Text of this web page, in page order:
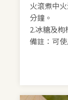
火滾煮中
分鐘。
2.冰糖及枸
備註：可